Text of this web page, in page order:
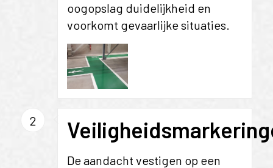
oogopslag duidelijkheid en
voorkomt gevaarlijke situaties.
2
De aandacht vestigen op een